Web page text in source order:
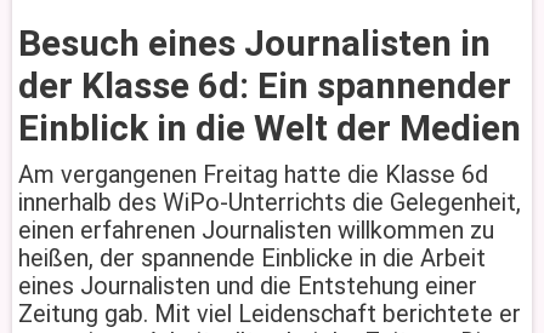
Besuch eines Journalisten in
der Klasse 6d: Ein spannender
Einblick in die Welt der Medien
Am vergangenen Freitag hatte die Klasse 6d
innerhalb des WiPo-Unterrichts die Gelegenheit,
einen erfahrenen Journalisten willkommen zu
heißen, der spannende Einblicke in die Arbeit
eines Journalisten und die Entstehung einer
Zeitung gab. Mit viel Leidenschaft berichtete er